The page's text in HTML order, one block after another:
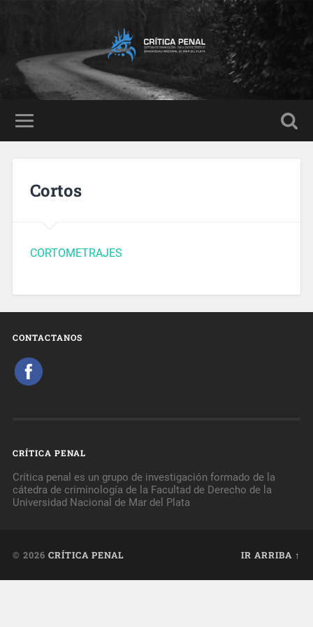
Cortos
CORTOMETRAJES
CONTACTANOS
CRÍTICA PENAL
Crítica penal es un grupo de investigación formado de la
cátedra de criminología de la Facultad de Derecho de la
Universidad Nacional de Mar del Plata
© 2026 CRÍTICA PENAL IR ARRIBA ↑